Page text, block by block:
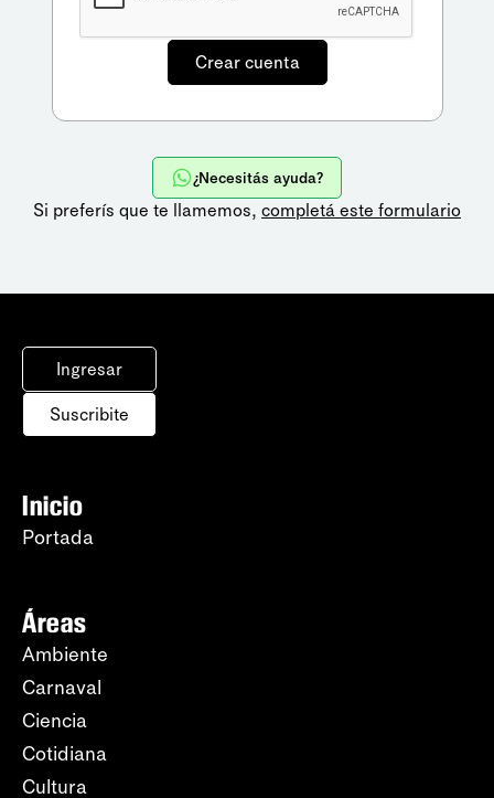
¿Necesitás ayuda?
Si preferís que te llamemos, completá este formulario
Ingresar
Suscribite
Inicio
Portada
Áreas
Ambiente
Carnaval
Ciencia
Cotidiana
Cultura